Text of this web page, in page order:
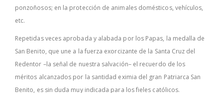
ponzoñosos; en la protección de animales domésticos, vehículos,
etc.
Repetidas veces aprobada y alabada por los Papas, la medalla de
San Benito, que une a la fuerza exorcizante de la Santa Cruz del
Redentor –la señal de nuestra salvación– el recuerdo de los
méritos alcanzados por la santidad eximia del gran Patriarca San
Benito, es sin duda muy indicada para los fieles católicos.